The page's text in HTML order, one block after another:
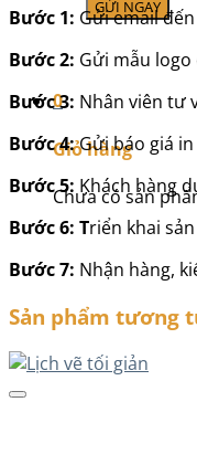
0
Giỏ hàng
Chưa có sản
Bước 1: Gửi email
Bước 2: Gửi mẫu
Bước 3: Nhân viên tư
Bước 4:Gửi báo giá
Bước 5: Khách hàng
Bước 6: Triển khai
Bước 7: Nhận hàng,
Sản phẩm tương